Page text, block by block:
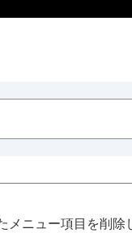
メニュー項目を削除